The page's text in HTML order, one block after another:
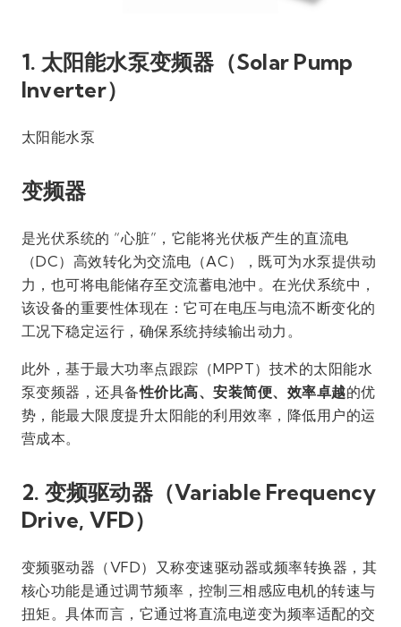
1. 太阳能水泵变频器（Solar Pump
Inverter）
太阳能水泵
变频器
是光伏系统的 “心脏”，它能将光伏板产生的直流电
（DC）高效转化为交流电（AC），既可为水泵提供动
力，也可将电能储存至交流蓄电池中。在光伏系统中，
该设备的重要性体现在：它可在电压与电流不断变化的
工况下稳定运行，确保系统持续输出动力。
此外，基于最大功率点跟踪（MPPT）技术的太阳能水
泵变频器，还具备性价比高、安装简便、效率卓越的优
势，能最大限度提升太阳能的利用效率，降低用户的运
营成本。
2. 变频驱动器（Variable Frequency
Drive, VFD）
变频驱动器（VFD）又称变速驱动器或频率转换器，其
核心功能是通过调节频率，控制三相感应电机的转速与
扭矩。具体而言，它通过将直流电逆变为频率适配的交